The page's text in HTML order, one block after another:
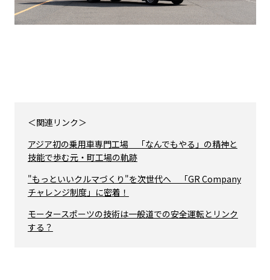
＜関連リンク＞
アジア初の乗用車専門工場 「なんでもやる」の精神と
技能で歩む元・町工場の軌跡
"もっといいクルマづくり"を次世代へ 「GR Company
チャレンジ制度」に密着！
モータースポーツの技術は一般道での安全運転とリンク
する？